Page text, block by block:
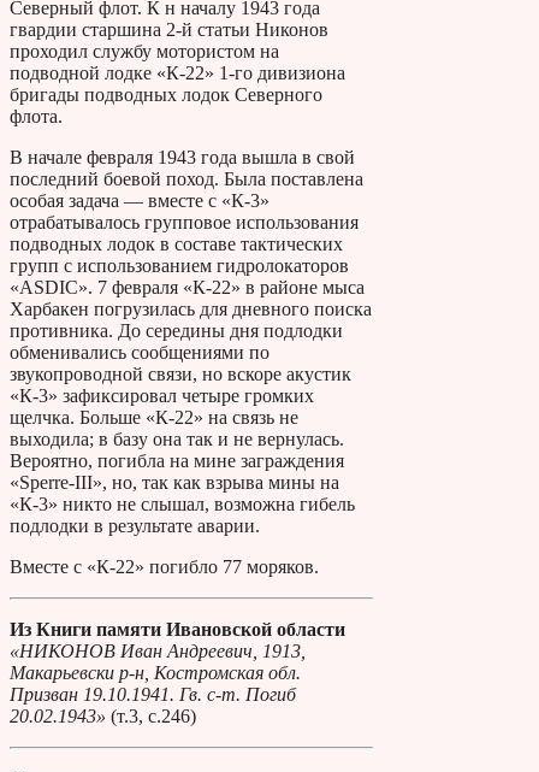
Северный флот. К н началу 1943 года
гвардии старшина 2-й статьи Никонов
проходил службу мотористом на
подводной лодке «К-22» 1-го дивизиона
бригады подводных лодок Северного
флота.
В начале февраля 1943 года вышла в свой
последний боевой поход. Была поставлена
особая задача — вместе с «К-3»
отрабатывалось групповое использования
подводных лодок в составе тактических
групп с использованием гидролокаторов
«ASDIC». 7 февраля «К-22» в районе мыса
Харбакен погрузилась для дневного поиска
противника. До середины дня подлодки
обменивались сообщениями по
звукопроводной связи, но вскоре акустик
«К-3» зафиксировал четыре громких
щелчка. Больше «К-22» на связь не
выходила; в базу она так и не вернулась.
Вероятно, погибла на мине заграждения
«Sperre-III», но, так как взрыва мины на
«К-3» никто не слышал, возможна гибель
подлодки в результате аварии.
Вместе с «К-22» погибло 77 моряков.
Из Книги памяти Ивановской области
«НИКОНОВ Иван Андреевич, 1913,
Макарьевски р-н, Костромская обл.
Призван 19.10.1941. Гв. с-т. Погиб
20.02.1943» (т.3, с.246)